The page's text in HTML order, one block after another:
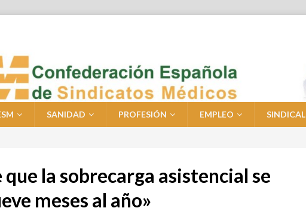
SANIDAD PROFESIÓN EMPLEO SINDICAL
la sobrecarga asistencial se
meses al año»